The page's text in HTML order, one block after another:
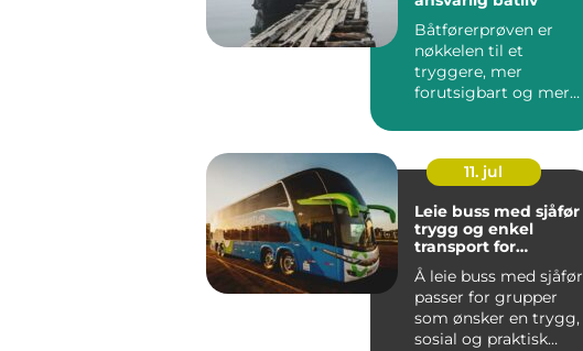
Båtførerprøven er
nøkkelen til et
tryggere, mer
forutsigbart og mer
norskekys...
11. jul
Leie buss med sjåfør
trygg og enkel
transport for
grupper
Å leie buss med sjåfør
passer for grupper
som ønsker en trygg,
sosial og praktisk